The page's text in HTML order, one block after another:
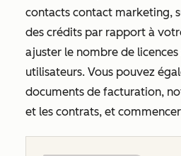
contacts contact marketing,
des crédits par rapport à
ajuster le nombre de
utilisateurs. Vous pouvez
documents de facturation,
et les contrats, et